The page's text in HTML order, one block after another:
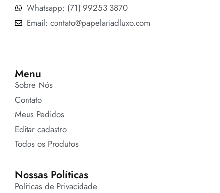
Whatsapp: (71) 99253 3870
Email: contato@papelariadluxo.com
Menu
Sobre Nós
Contato
Meus Pedidos
Editar cadastro
Todos os Produtos
Nossas Políticas
Politicas de Privacidade